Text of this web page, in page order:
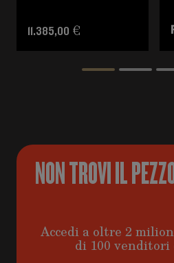
11.385,00 €
NON TROVI IL
Accedi a oltre 2
di 100